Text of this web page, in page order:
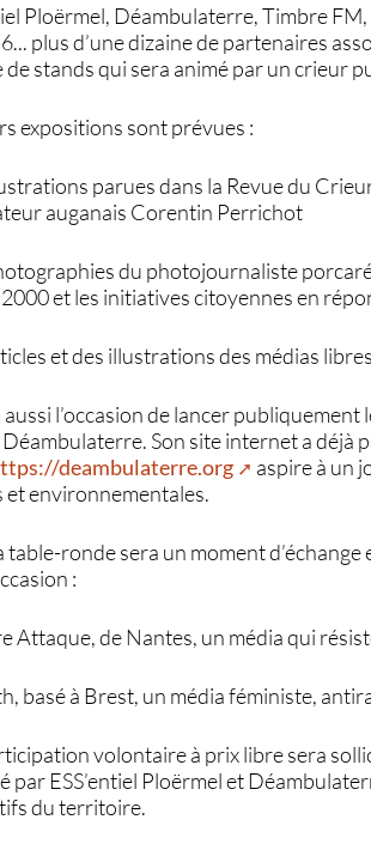
Ploërmel, Déambulaterre, Timbre
plus d’une dizaine de partenaires
de stands qui sera animé par un crieur
expositions sont prévues :
parues dans la Revue du
auganais Corentin Perrichot
du photojournaliste
et les initiatives citoyennes en
et des illustrations des médias
aussi l’occasion de lancer
Son site internet a déjà
deambulaterre.org
aspire à un
et environnementales.
table-ronde sera un moment
:
Attaque, de Nantes, un média qui
basé à Brest, un média féministe,
volontaire à prix libre sera
par ESS’entiel Ploërmel et
du territoire.